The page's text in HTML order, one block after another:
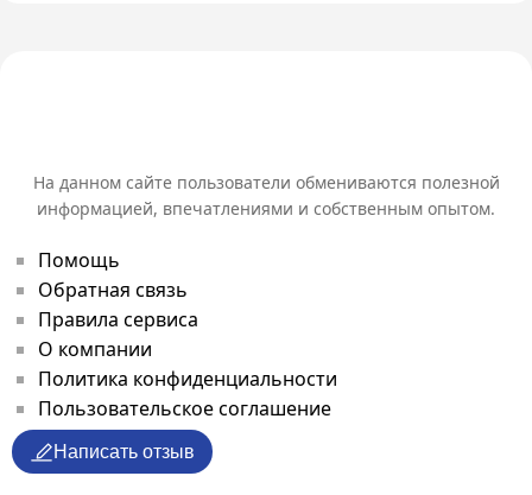
На данном сайте пользователи обмениваются полезной
информацией, впечатлениями и собственным опытом.
Помощь
Обратная связь
Правила сервиса
О компании
Политика конфиденциальности
Пользовательское соглашение
Написать отзыв